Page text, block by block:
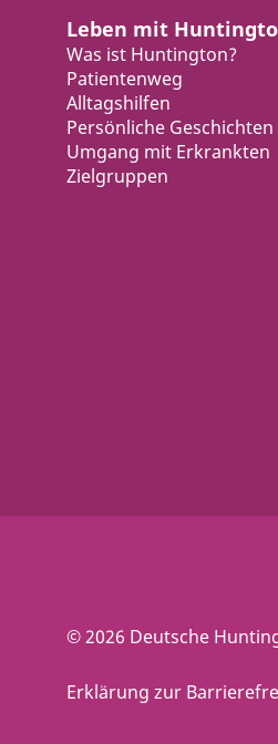
Leben mit
Was ist Huntington?
Patientenweg
Alltagshilfen
Persönliche Geschichten
Umgang mit Erkrankten
Zielgruppen
© 2026 Deutsche
Erklärung zur